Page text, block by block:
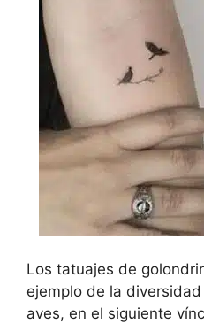
Los tatuajes de
ejemplo de la
aves, en el siguiente